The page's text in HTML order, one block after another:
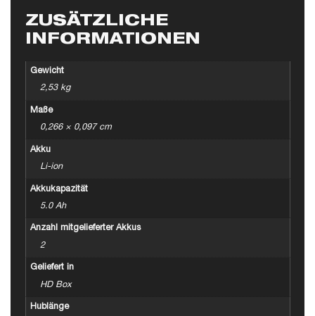
ZUSÄTZLICHE
INFORMATIONEN
Gewicht
2,53 kg
Maße
0,266 × 0,097 cm
Akku
Li-ion
Akkukapazität
5.0 Ah
Anzahl mitgelieferter Akkus
2
Geliefert in
HD Box
Hublänge